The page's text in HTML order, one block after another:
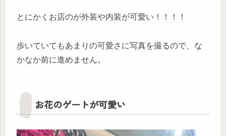
とにかくお店のが外装や内装が可愛い！！！！
歩いていてもあまりの可愛さに写真を撮るので、な
かなか前に進めません。
お花のゲートが可愛い